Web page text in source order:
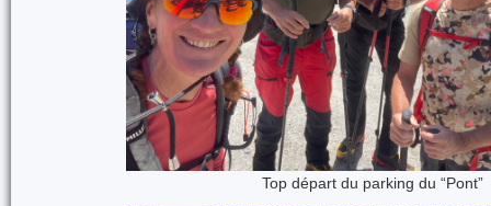
Top départ du parking du “Pont”